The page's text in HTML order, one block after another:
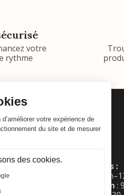
votre
rythme
Horaires :
:
Mar–Ven :